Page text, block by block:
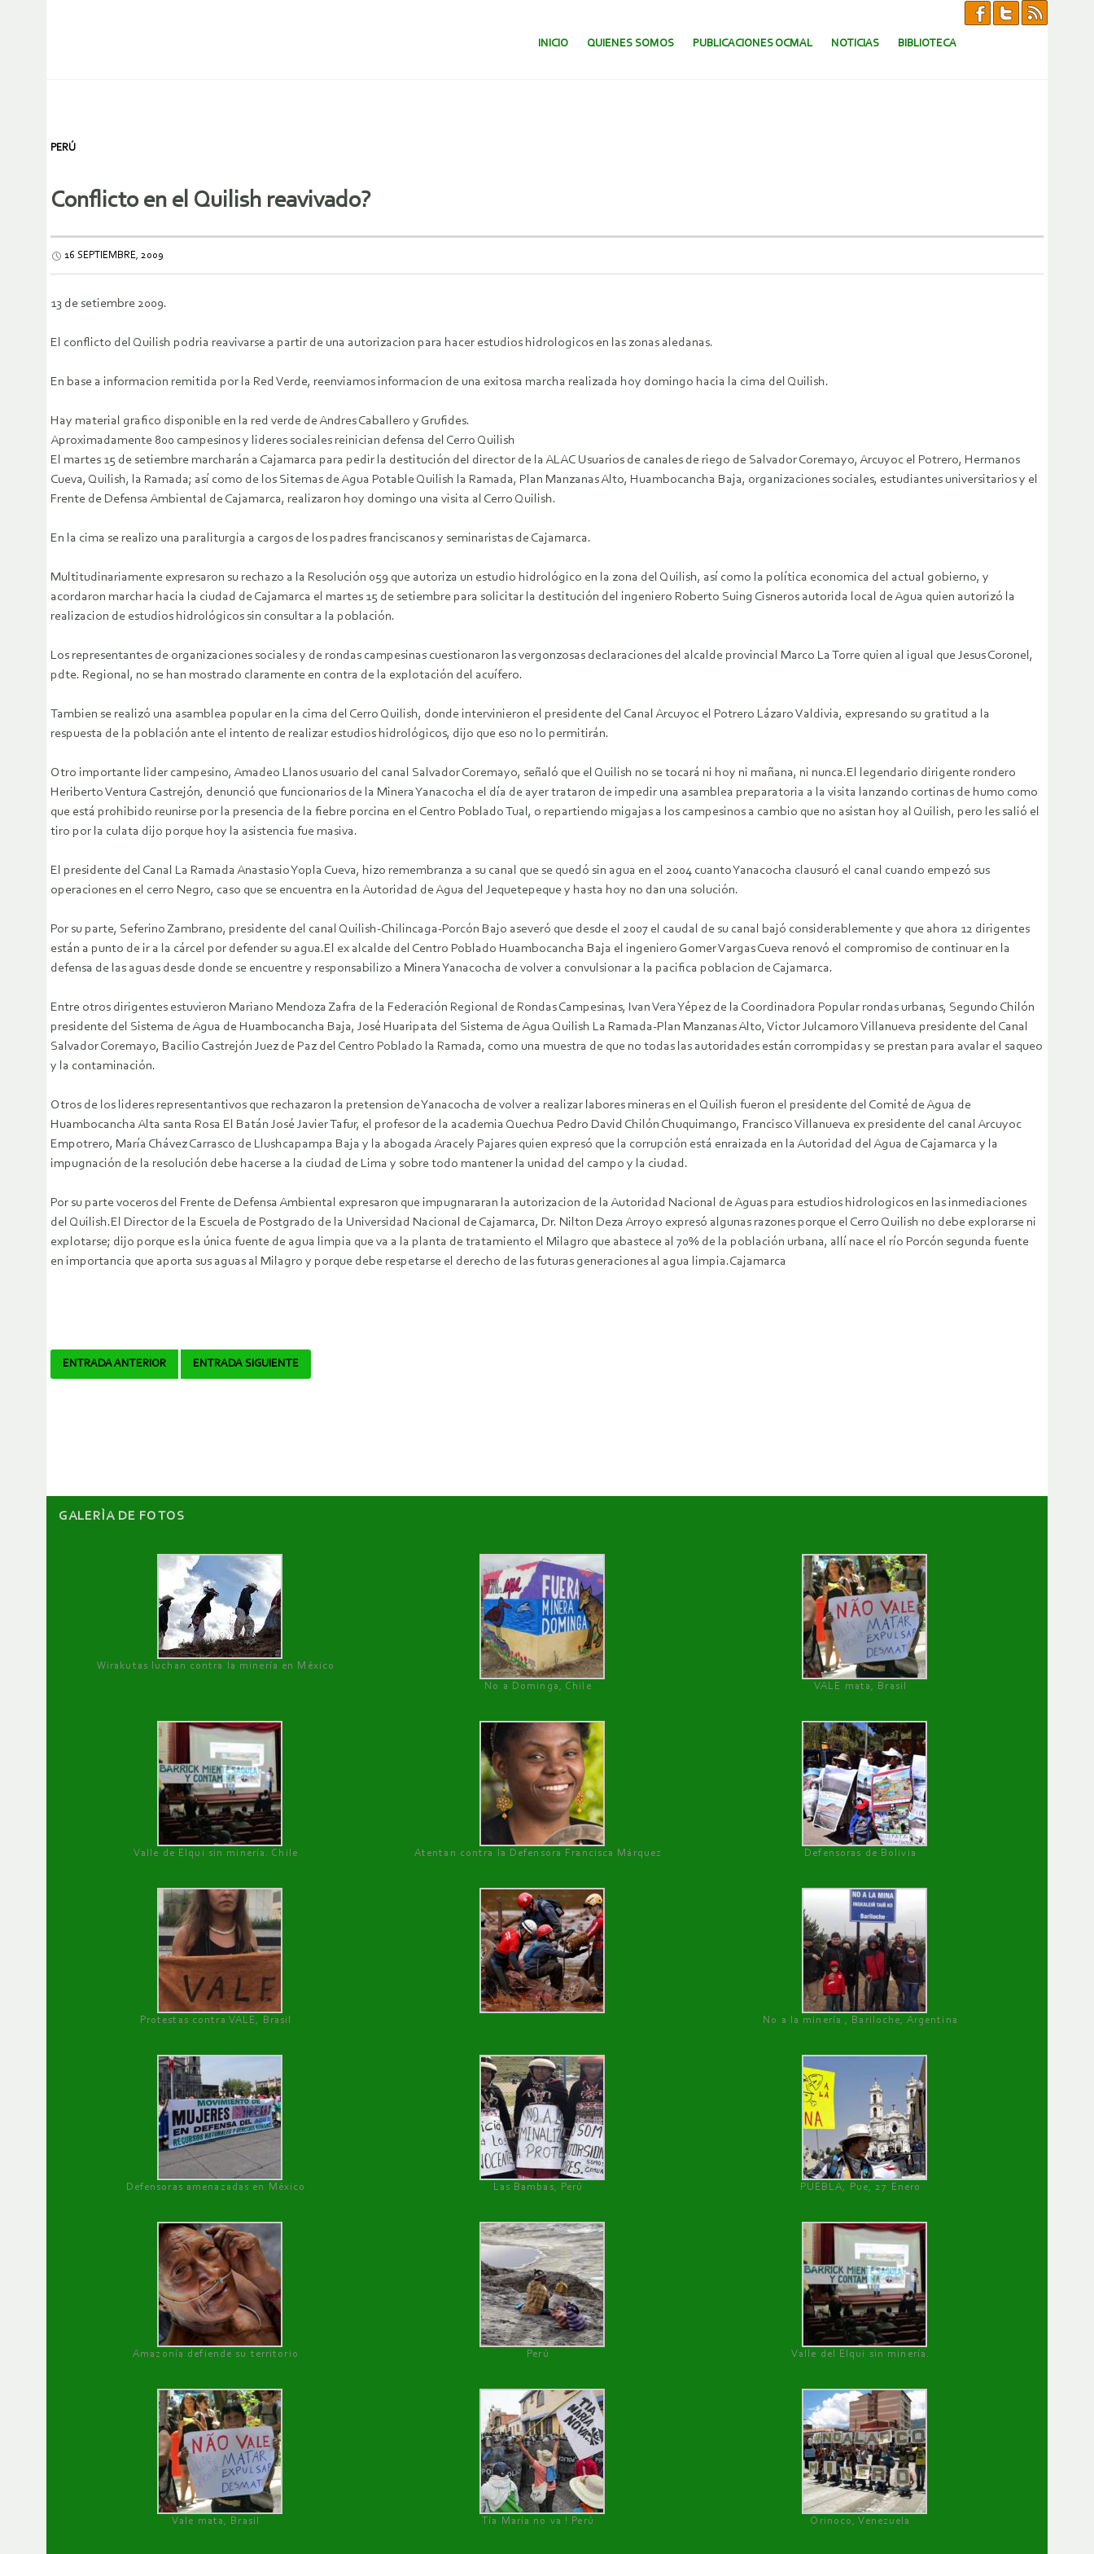
SALTAR AL CONTENIDO.
INICIO QUIENES SOMOS PUBLICACIONES OCMAL NOTICIAS BIBLIOTECA
PERÚ
Conflicto en el Quilish reavivado?
16 SEPTIEMBRE, 2009
13 de setiembre 2009.
El conflicto del Quilish podria reavivarse a partir de una autorizacion para hacer estudios hidrologicos en las zonas aledanas.
En base a informacion remitida por la Red Verde, reenviamos informacion de una exitosa marcha realizada hoy domingo hacia la cima del Quilish.
Hay material grafico disponible en la red verde de Andres Caballero y Grufides.
Aproximadamente 800 campesinos y lideres sociales reinician defensa del Cerro Quilish
El martes 15 de setiembre marcharán a Cajamarca para pedir la destitución del director de la ALAC Usuarios de canales de riego de Salvador Coremayo, Arcuyoc el Potrero, Hermanos
Cueva, Quilish, la Ramada; así como de los Sitemas de Agua Potable Quilish la Ramada, Plan Manzanas Alto, Huambocancha Baja, organizaciones sociales, estudiantes universitarios y el
Frente de Defensa Ambiental de Cajamarca, realizaron hoy domingo una visita al Cerro Quilish.
En la cima se realizo una paraliturgia a cargos de los padres franciscanos y seminaristas de Cajamarca.
Multitudinariamente expresaron su rechazo a la Resolución 059 que autoriza un estudio hidrológico en la zona del Quilish, así como la política economica del actual gobierno, y
acordaron marchar hacia la ciudad de Cajamarca el martes 15 de setiembre para solicitar la destitución del ingeniero Roberto Suing Cisneros autorida local de Agua quien autorizó la
realizacion de estudios hidrológicos sin consultar a la población.
Los representantes de organizaciones sociales y de rondas campesinas cuestionaron las vergonzosas declaraciones del alcalde provincial Marco La Torre quien al igual que Jesus Coronel,
pdte. Regional, no se han mostrado claramente en contra de la explotación del acuífero.
Tambien se realizó una asamblea popular en la cima del Cerro Quilish, donde intervinieron el presidente del Canal Arcuyoc el Potrero Lázaro Valdivia, expresando su gratitud a la
respuesta de la población ante el intento de realizar estudios hidrológicos, dijo que eso no lo permitirán.
Otro importante lider campesino, Amadeo Llanos usuario del canal Salvador Coremayo, señaló que el Quilish no se tocará ni hoy ni mañana, ni nunca.El legendario dirigente rondero
Heriberto Ventura Castrejón, denunció que funcionarios de la Minera Yanacocha el día de ayer trataron de impedir una asamblea preparatoria a la visita lanzando cortinas de humo como
que está prohibido reunirse por la presencia de la fiebre porcina en el Centro Poblado Tual, o repartiendo migajas a los campesinos a cambio que no asistan hoy al Quilish, pero les salió el
tiro por la culata dijo porque hoy la asistencia fue masiva.
El presidente del Canal La Ramada Anastasio Yopla Cueva, hizo remembranza a su canal que se quedó sin agua en el 2004 cuanto Yanacocha clausuró el canal cuando empezó sus
operaciones en el cerro Negro, caso que se encuentra en la Autoridad de Agua del Jequetepeque y hasta hoy no dan una solución.
Por su parte, Seferino Zambrano, presidente del canal Quilish-Chilincaga-Porcón Bajo aseveró que desde el 2007 el caudal de su canal bajó considerablemente y que ahora 12 dirigentes
están a punto de ir a la cárcel por defender su agua.El ex alcalde del Centro Poblado Huambocancha Baja el ingeniero Gomer Vargas Cueva renovó el compromiso de continuar en la
defensa de las aguas desde donde se encuentre y responsabilizo a Minera Yanacocha de volver a convulsionar a la pacifica poblacion de Cajamarca.
Entre otros dirigentes estuvieron Mariano Mendoza Zafra de la Federación Regional de Rondas Campesinas, Ivan Vera Yépez de la Coordinadora Popular rondas urbanas, Segundo Chilón
presidente del Sistema de Agua de Huambocancha Baja, José Huaripata del Sistema de Agua Quilish La Ramada-Plan Manzanas Alto, Victor Julcamoro Villanueva presidente del Canal
Salvador Coremayo, Bacilio Castrejón Juez de Paz del Centro Poblado la Ramada, como una muestra de que no todas las autoridades están corrompidas y se prestan para avalar el saqueo
y la contaminación.
Otros de los lideres representantivos que rechazaron la pretension de Yanacocha de volver a realizar labores mineras en el Quilish fueron el presidente del Comité de Agua de
Huambocancha Alta santa Rosa El Batán José Javier Tafur, el profesor de la academia Quechua Pedro David Chilón Chuquimango, Francisco Villanueva ex presidente del canal Arcuyoc
Empotrero, María Chávez Carrasco de Llushcapampa Baja y la abogada Aracely Pajares quien expresó que la corrupción está enraizada en la Autoridad del Agua de Cajamarca y la
impugnación de la resolución debe hacerse a la ciudad de Lima y sobre todo mantener la unidad del campo y la ciudad.
Por su parte voceros del Frente de Defensa Ambiental expresaron que impugnararan la autorizacion de la Autoridad Nacional de Aguas para estudios hidrologicos en las inmediaciones
del Quilish.El Director de la Escuela de Postgrado de la Universidad Nacional de Cajamarca, Dr. Nilton Deza Arroyo expresó algunas razones porque el Cerro Quilish no debe explorarse ni
explotarse; dijo porque es la única fuente de agua limpia que va a la planta de tratamiento el Milagro que abastece al 70% de la población urbana, allí nace el río Porcón segunda fuente
en importancia que aporta sus aguas al Milagro y porque debe respetarse el derecho de las futuras generaciones al agua limpia.Cajamarca
Navegador
ENTRADA ANTERIOR ENTRADA SIGUIENTE
GALERÌA DE FOTOS
Wirakutas luchan contra la minería en México
No a Dominga, Chile
VALE mata, Brasil
Valle de Elqui sin minería. Chile Atentan contra la Defensora Francisca Márquez Defensoras de Bolivia
Protestas contra VALE, Brasil No a la minería , Bariloche, Argentina
Defensoras amenazadas en México Las Bambas, Perú PUEBLA, Pue, 27 Enero
Amazonía defiende su territorio Perú Valle del Elqui sin minería.
Vale mata, Brasil Tía María no va ! Perú Orinoco, Venezuela